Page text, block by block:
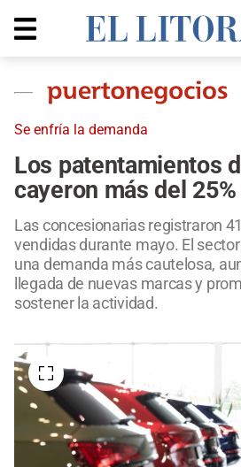
Se enfría la demanda
Los patentamientos
cayeron más del
Las concesionarias registraron
vendidas durante mayo. El
una demanda más cautelosa,
llegada de nuevas marcas y
sostener la actividad.